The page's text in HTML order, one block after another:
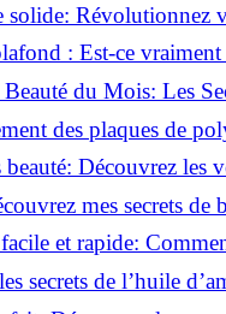
solide: Révolutionnez
déchet!
: Est-ce vraiment
du Mois: Les
des plaques de
votre plafond sans
Découvrez les
de l'huile de coco!
mes secrets de
et rapide:
plafond!
secrets de l’huile
devez l'adopter!